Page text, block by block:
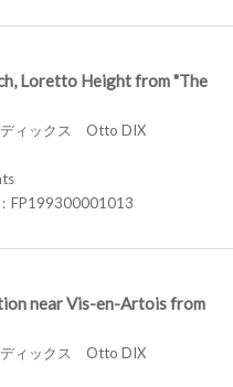
Loretto Height from "The
ィックス Otto DIX
FP199300001013
near Vis-en-Artois from
ィックス Otto DIX